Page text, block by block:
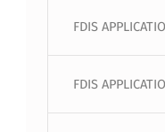
FDIS
FDIS